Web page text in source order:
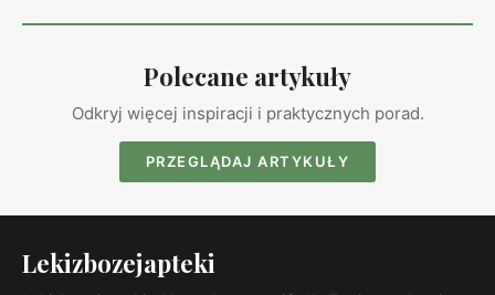
Polecane artykuły
Odkryj więcej inspiracji i praktycznych porad.
PRZEGLĄDAJ ARTYKUŁY
Lekizbozejapteki